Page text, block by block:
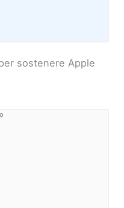
sostenere Apple